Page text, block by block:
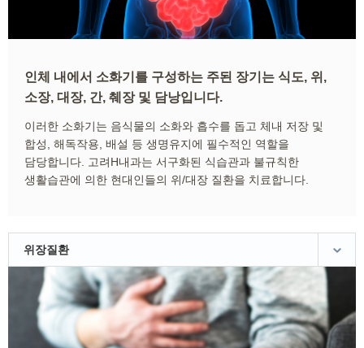
인체 내에서 소화기를 구성하는 주된 장기는 식도, 위,
소장, 대장, 간, 췌장 및 담낭입니다.
이러한 소화기는 음식물의 소화와 흡수를 돕고 체내 저장 및
합성, 해독작용, 배설 등 생명유지에 필수적인 역할을
담당합니다. 고려H내과는 서구화된 식습관과 불규칙한
생활습관에 의한 현대인들의 위/대장 질환을 치료합니다.
위장질환